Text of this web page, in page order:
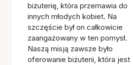
biżuterię, która przemawia do
innych młodych kobiet. Na
szczęście był on całkowicie
zaangażowany w ten pomysł.
Naszą misją zawsze było
oferowanie biżuterii, która jest